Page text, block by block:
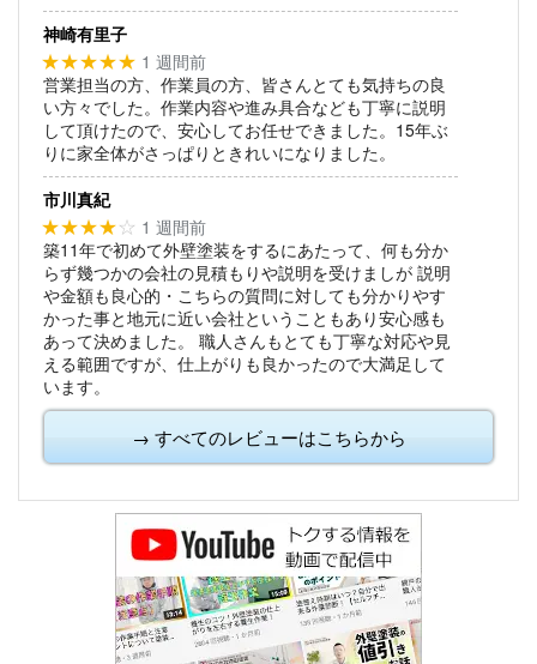
神崎有里子
★★★★★ 1 週間前
営業担当の方、作業員の方、皆さんとても気持ちの良
い方々でした。作業内容や進み具合なども丁寧に説明
して頂けたので、安心してお任せできました。15年ぶ
りに家全体がさっぱりときれいになりました。
市川真紀
★★★★☆ 1 週間前
築11年で初めて外壁塗装をするにあたって、何も分か
らず幾つかの会社の見積もりや説明を受けましが 説明
や金額も良心的・こちらの質問に対しても分かりやす
かった事と地元に近い会社ということもあり安心感も
あって決めました。
職人さんもとても丁寧な対応や見
える範囲ですが、仕上がりも良かったので大満足して
います。
→ すべてのレビューはこちらから